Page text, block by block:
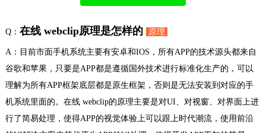
Q： 在线 webclip原理是怎样的 原理
A：目前市面手机系统主要有安卓和IOS，所有APP的技术源头都来自
谷歌和苹果，只要是APP都是遵循国外技术进行标准化生产的，可以
理解为所有APP框架底层都是原生框架，否则是无法安装到对应的手
机系统里面的。在线 webclip的原理主要是对UI、对视窗、对界面上进
行了简易处理，使得APP的视觉体验上可以跟上时代潮流，使用前沿